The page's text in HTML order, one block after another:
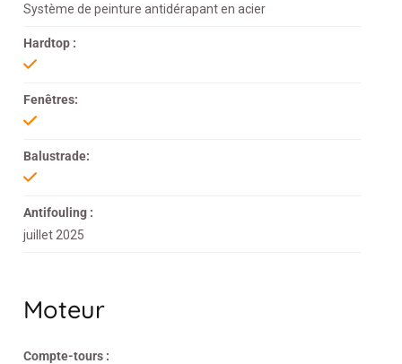
Système de peinture antidérapant en acier
Hardtop :
Fenêtres:
Balustrade:
Antifouling :
juillet 2025
Moteur
Compte-tours :